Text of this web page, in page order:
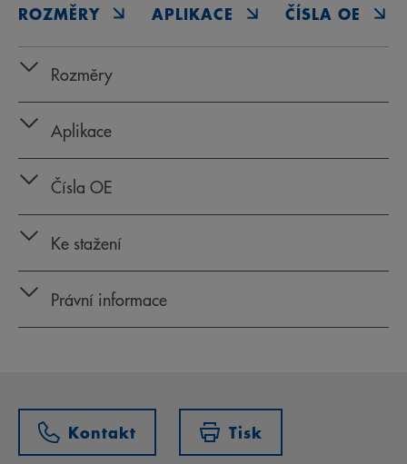
ROZMĚRY APLIKACE ČÍSLA OE
Rozměry
Aplikace
Čísla OE
Ke stažení
Právní informace
Kontakt Tisk